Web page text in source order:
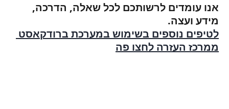
אנו עומדים לרשותכם לכל שאלה, הדרכה,
מידע ועצה.
לטיפים נוספים בשימוש במערכת ברודקאסט
ממרכז העזרה לחצו פה